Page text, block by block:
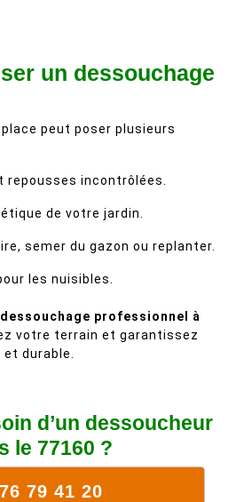
un dessouchage
peut poser plusieurs
repousses incontrôlées.
de votre jardin.
semer du gazon ou replanter.
les nuisibles.
dessouchage professionnel à
votre terrain et garantissez
durable.
d’un dessoucheur
le 77160 ?
79 41 20